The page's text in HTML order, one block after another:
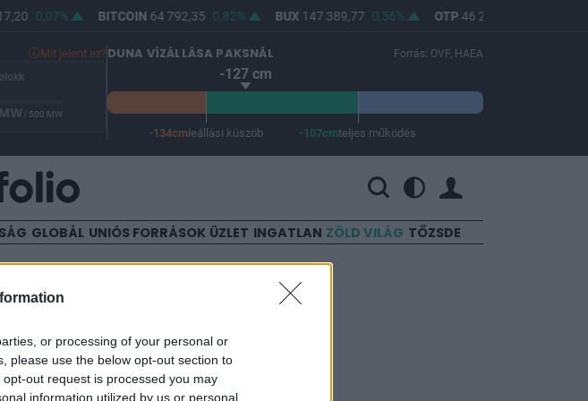
or processing of your personal or
please use the below opt-out section to
out request is processed you may
information utilized by us or personal
0,07% BITCOIN64 792,35 0,82% BUX147 389,77 0,56% OTP 46 210
Mit jelent ez?
/ 500 MW
DUNA VÍZÁLLÁSA PAKSNÁL Forrás: OVF, HAEA
-127 cm
-134cm leállási küszöb -107cmteljes működés
GLOBÁL UNIÓS FORRÁSOK ÜZLET INGATLAN ZÖLD VILÁG TŐZSDE